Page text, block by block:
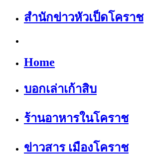
สำนักข่าวหัวเป็ดโคราช
Home
บอกเล่าเก้าสิบ
ร้านอาหารในโคราช
ข่าวสาร เมืองโคราช